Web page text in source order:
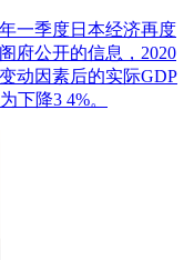
一季度日本经济再度
府公开的信息，2020
动因素后的实际GDP
下降3 4%。